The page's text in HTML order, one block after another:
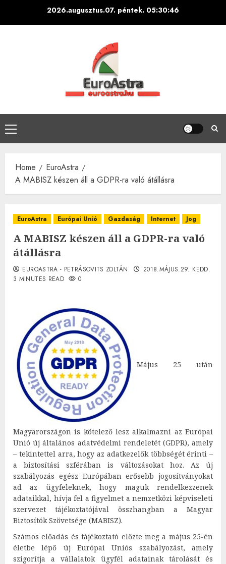
2026.augusztus.07. péntek. 05:30:46
Primary
Menu
Home
EuroAstra
A MABISZ készen áll a GDPR-ra való átállásra
EuroAstra Európai Unió Gazdaság Internet Jog
A MABISZ készen áll a GDPR-ra való
átállásra
EUROASTRA - PETRÁSOVITS ZOLTÁN
2018.MÁJUS.29. KEDD.
3 MINUTES READ
0
Május 25 után
Magyarországon is kötelező lesz alkalmazni az Európai
Unió új általános adatvédelmi rendeletét (GDPR), amely
– tekintettel arra, hogy az adatkezelők többségét érinti –
a biztosítási szférában is változásokat hoz. Az új
szabályozás egész Európában erősebb jogosítványokat
ad az ügyfeleknek, hogy maguk rendelkezzenek
adataikkal, hívja fel a figyelmet a nemzetközi képviseleti
szervezet tájékoztatójával összhangban a Magyar
Biztosítók Szövetsége (MABISZ).
Számos előadás és tájékoztató előzte meg a május 25-én
életbe lépő új Európai Uniós szabályozást, amely
szigorítja a vállalatok ügyfél adatainak tárolását és